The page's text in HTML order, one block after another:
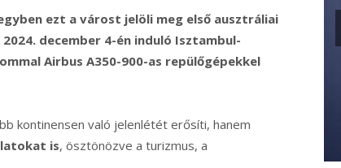
ezt a várost jelöli meg első ausztráliai
december 4-én induló Isztambul-
Airbus A350-900-as repülőgépekkel
kontinensen való jelenlétét erősíti, hanem
is, ösztönözve a turizmus, a